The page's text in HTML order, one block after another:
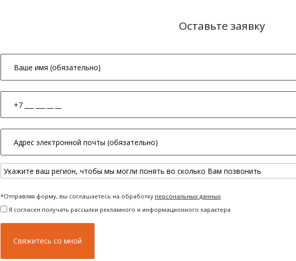
Оставьте заявку
*Отправляя форму, вы соглашаетесь на обработку персональных данных
Я согласен получать рассылки рекламного и информационного характера